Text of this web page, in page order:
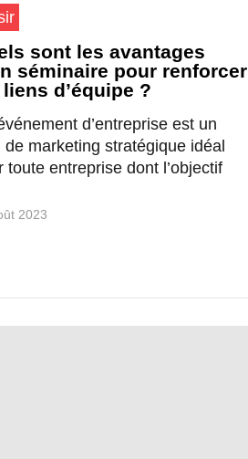
sont les avantages
séminaire pour renforcer
d’équipe ?
d’entreprise est un
de marketing stratégique idéal
toute entreprise dont l’objectif
2023